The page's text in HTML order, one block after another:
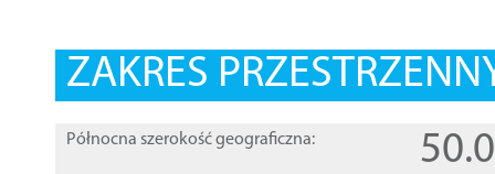
ZAKRES
Północna szerokość geograficzna: